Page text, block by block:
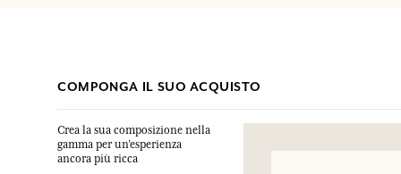
COMPONGA IL SUO ACQUISTO
Crea la sua composizione nella
gamma per un’esperienza
ancora più ricca